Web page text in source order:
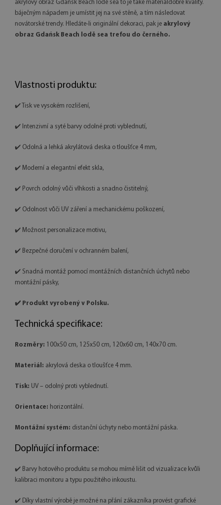
akrylový obraz Gdańsk Beach lodě sea to je také materiáldobré kvality.
báječným nápadem je umístit jej na své stěně, a tím následovat
novátorské trendy. Hledáte-li originální dekoraci, pak je akrylový
obraz Gdańsk Beach lodě sea trefou do černého.
Vlastnosti produktu:
✔️ Tisk ve vysokém rozlišení,
✔️ Intenzivní a syté barvy odolné proti vyblednutí,
✔️ Odolná a lehká akrylátová deska o tloušťce 4 mm,
✔️ Moderní a elegantní efekt skla,
✔️ Povrch odolný vůči vlhkosti a snadno čistitelný,
✔️ Odolnost vůči UV záření a mechanickému poškození,
✔️ Možnost personalizace motivu,
✔️ Bezpečné doručení v ochranném balení,
✔️ Snadná montáž pomocí montážních distančních úchytů nebo
montážní pásky,
✔️ Produkt vyrobený v Polsku.
Technická specifikace:
Rozměry: 100x50 cm, 125x50 cm, 120x60 cm, 140x70 cm.
Materiál: akrylová deska o tloušťce 4 mm.
Tisk: UV – odolný proti vyblednutí.
Orientace: horizontální.
Montážní systém: distanční úchyty nebo montážní páska.
Doplňující informace:
✔️ Barvy hotového produktu se mohou mírně lišit od vizualizace kvůli
kalibraci monitoru a typu použitého inkoustu.
✔️ Díky vlastní výrobě je možné na přání zákazníka provést grafické